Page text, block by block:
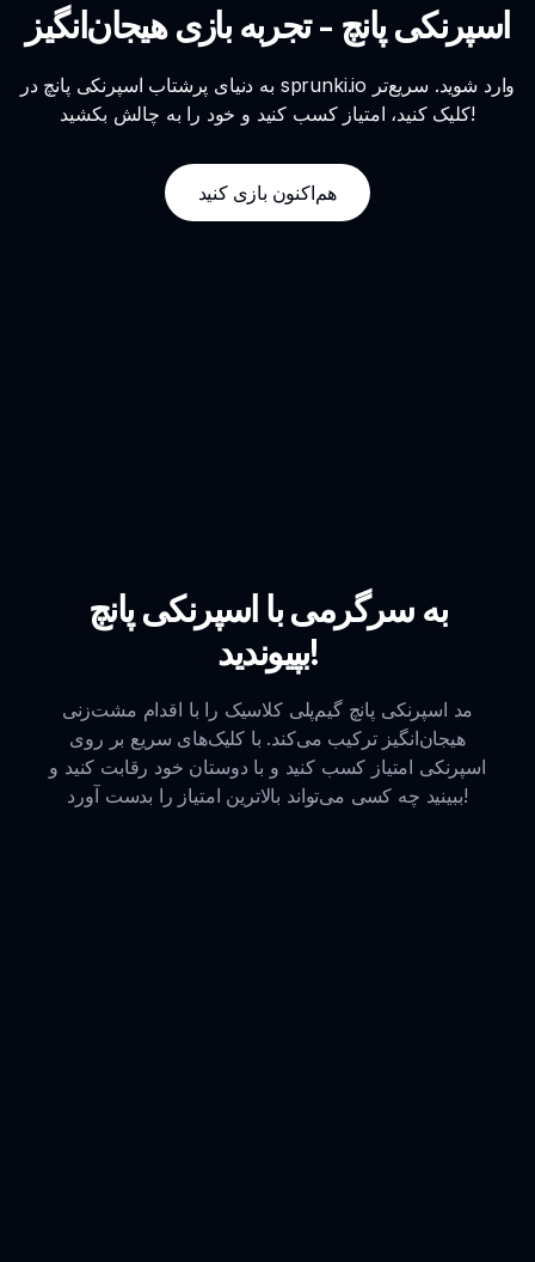
اسپرنکی پانچ - تجربه بازی هیجان‌انگیز
به دنیای پرشتاب اسپرنکی پانچ در sprunki.io وارد شوید. سریع‌تر
کلیک کنید، امتیاز کسب کنید و خود را به چالش بکشید!
هم‌اکنون بازی کنید
به سرگرمی با اسپرنکی پانچ
بپیوندید!
مد اسپرنکی پانچ گیم‌پلی کلاسیک را با اقدام مشت‌زنی
هیجان‌انگیز ترکیب می‌کند. با کلیک‌های سریع بر روی
اسپرنکی امتیاز کسب کنید و با دوستان خود رقابت کنید و
ببینید چه کسی می‌تواند بالاترین امتیاز را بدست آورد!